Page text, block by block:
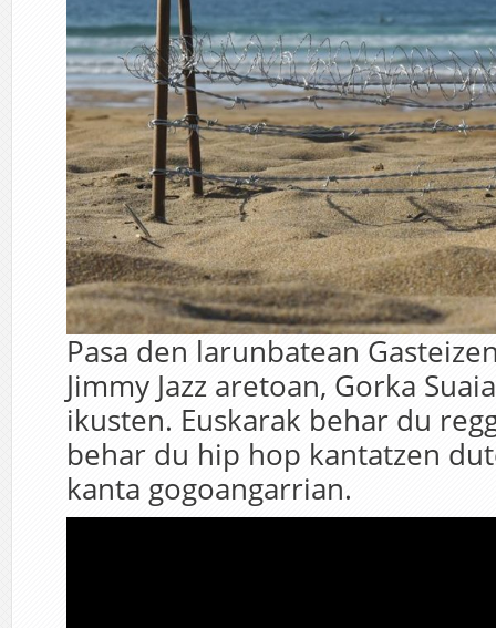
Pasa den larunbatean
Jimmy Jazz aretoan, Gorka
ikusten. Euskarak behar du
behar du hip hop kantatzen
kanta gogoangarrian.